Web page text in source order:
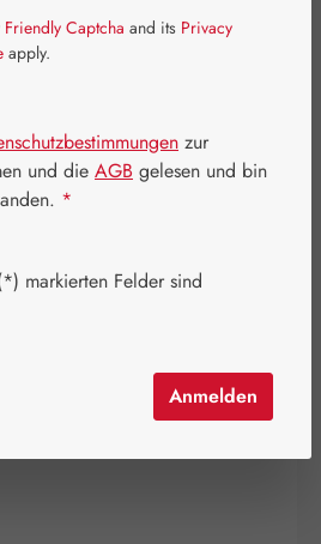
Friendly Captcha and its Privacy
apply.
zur
und die AGB gelesen und bin
*
markierten Felder sind
Anmelden